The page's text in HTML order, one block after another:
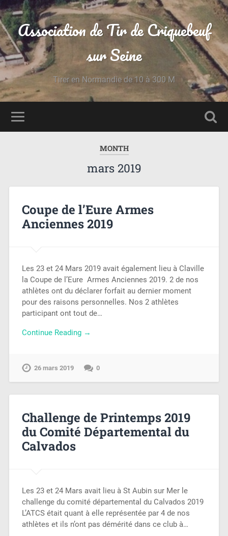
Association de Tir de Criquebeuf
sur Seine
Tirer en Normandie de 10 à 300 M
MONTH
mars 2019
Coupe de l’Eure Armes
Anciennes 2019
Les 23 et 24 Mars 2019 avait également lieu à Claville
la Coupe de l’Eure Armes Anciennes 2019. 2 de nos
athlètes ont du déclarer forfait au dernier moment
pour des raisons personnelles. Nos 2 athlètes
participant ont tout de…
Continue Reading →
26 mars 2019 0
Challenge de Printemps 2019
du Comité Départemental du
Calvados
Les 23 et 24 Mars avait lieu à St Aubin sur Mer le
challenge du comité départemental du Calvados 2019
L’ATCS était quant à elle représentée par 4 de nos
athlètes et ils n’ont pas démérité dans ce club à…